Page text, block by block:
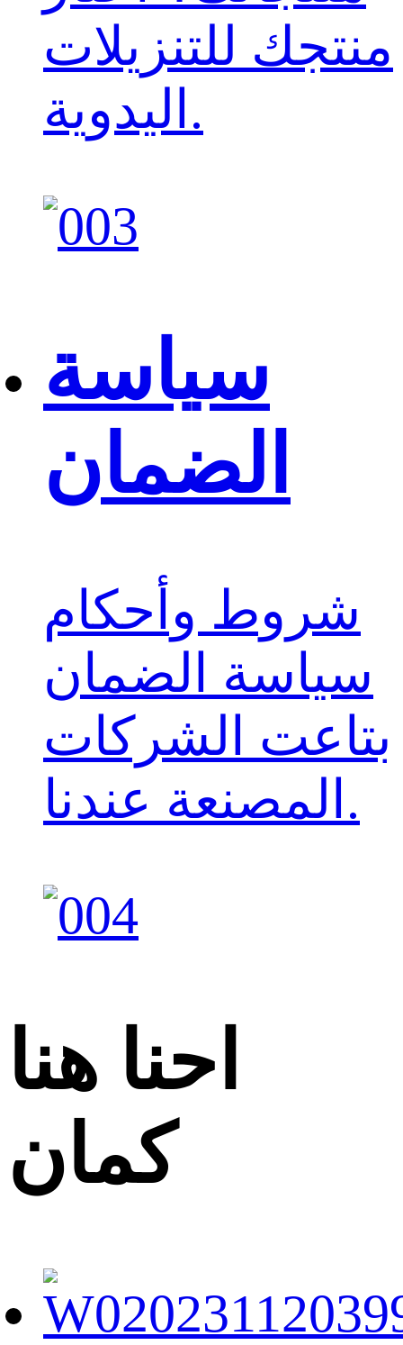
منتجك للتنزيلات
اليدوية.
سياسة
الضمان
شروط وأحكام
سياسة الضمان
بتاعت الشركات
المصنعة عندنا.
احنا هنا
كمان